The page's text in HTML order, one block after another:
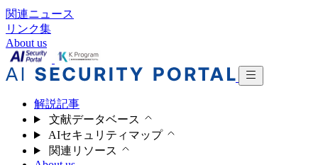
関連ニュース
リンク集
About us
解説記事
文献データベース
AIセキュリティマップ
関連リソース